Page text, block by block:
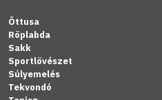
Öttusa
Röplabda
Sakk
Sportlövészet
Súlyemelés
Tekvondó